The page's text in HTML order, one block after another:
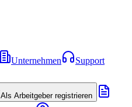
Unternehmen
Support
Als Arbeitgeber registrieren